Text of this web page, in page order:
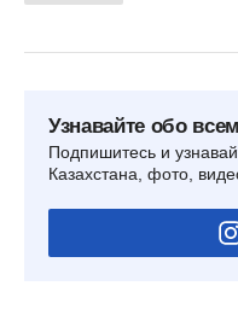
Узнавайте обо
Подпишитесь и
Казахстана, фото,